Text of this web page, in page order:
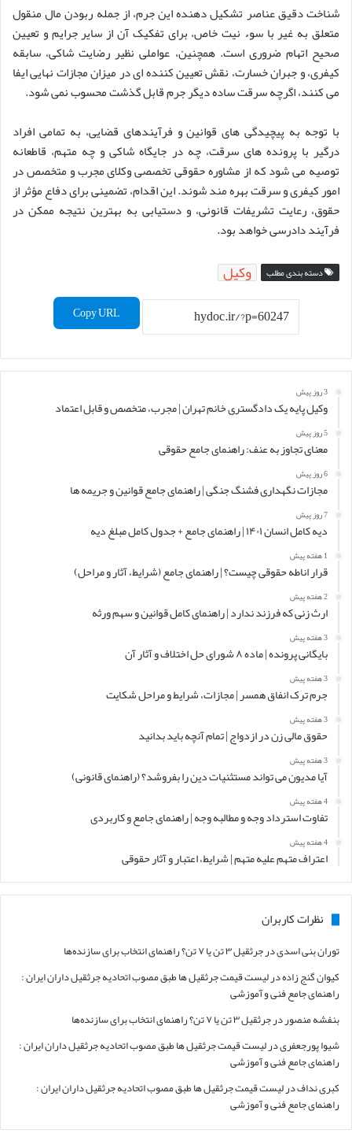
شناخت دقیق عناصر تشکیل دهنده این جرم، از جمله ربودن مال منقول
متعلق به غیر با سوء نیت خاص، برای تفکیک آن از سایر جرایم و تعیین
صحیح اتهام ضروری است. همچنین، عواملی نظیر رضایت شاکی، سابقه
کیفری، و جبران خسارت، نقش تعیین کننده ای در میزان مجازات نهایی ایفا
می کنند، اگرچه سرقت ساده دیگر جرم قابل گذشت محسوب نمی شود.
با توجه به پیچیدگی های قوانین و فرآیندهای قضایی، به تمامی افراد
درگیر با پرونده های سرقت، چه در جایگاه شاکی و چه متهم، قاطعانه
توصیه می شود که از مشاوره حقوقی تخصصی وکلای مجرب و متخصص در
امور کیفری و سرقت بهره مند شوند. این اقدام، تضمینی برای دفاع مؤثر از
حقوق، رعایت تشریفات قانونی، و دستیابی به بهترین نتیجه ممکن در
فرآیند دادرسی خواهد بود.
دسته بندی مطلب وکیل
Copy URL
3 روز پیش
وکیل پایه یک دادگستری خانم تهران | مجرب، متخصص و قابل اعتماد
5 روز پیش
معنای تجاوز به عنف: راهنمای جامع حقوقی
6 روز پیش
مجازات نگهداری فشنگ جنگی | راهنمای جامع قوانین و جریمه ها
7 روز پیش
دیه کامل انسان ۱۴۰۱ | راهنمای جامع + جدول کامل مبلغ دیه
1 هفته پیش
قرار اناطه حقوقی چیست؟ | راهنمای جامع (شرایط، آثار و مراحل)
2 هفته پیش
ارث زنی که فرزند ندارد | راهنمای کامل قوانین و سهم ورثه
3 هفته پیش
بایگانی پرونده | ماده ۸ شورای حل اختلاف و آثار آن
3 هفته پیش
جرم ترک انفاق همسر | مجازات، شرایط و مراحل شکایت
3 هفته پیش
حقوق مالی زن در ازدواج | تمام آنچه باید بدانید
3 هفته پیش
آیا مدیون می تواند مستثنیات دین را بفروشد؟ (راهنمای قانونی)
4 هفته پیش
تفاوت استرداد وجه و مطالبه وجه | راهنمای جامع و کاربردی
4 هفته پیش
اعتراف متهم علیه متهم | شرایط، اعتبار و آثار حقوقی
نظرات کاربران
توران بنی اسدیدرجرثقیل ۳ تن یا ۷ تن؟ راهنمای انتخاب برای سازنده‌ها
کیوان گنج زادهدرلیست قیمت جرثقیل ها طبق مصوب اتحادیه جرثقیل داران ایران :
راهنمای جامع فنی و آموزشی
بنفشه منصوردرجرثقیل ۳ تن یا ۷ تن؟ راهنمای انتخاب برای سازنده‌ها
شیوا پورجعفریدرلیست قیمت جرثقیل ها طبق مصوب اتحادیه جرثقیل داران ایران :
راهنمای جامع فنی و آموزشی
کبری ندافدرلیست قیمت جرثقیل ها طبق مصوب اتحادیه جرثقیل داران ایران :
راهنمای جامع فنی و آموزشی